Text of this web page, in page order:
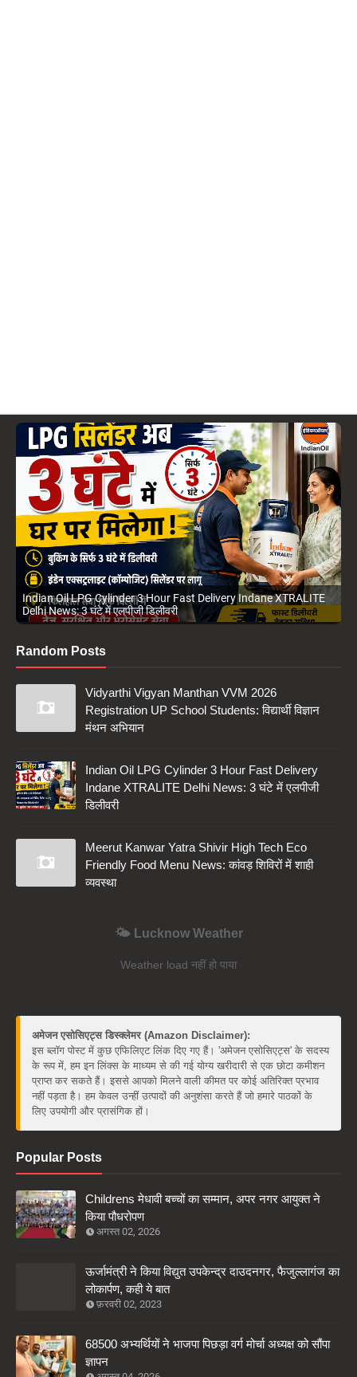
Meerut Kanwar Yatra Shivir High Tech Eco Friendly Food Menu
News: कांवड़ शिविरों में शाही व्यवस्था
Random Posts
Vidyarthi Vigyan Manthan VVM 2026
Registration UP School Students: विद्यार्थी विज्ञान
मंथन अभियान
Indian Oil LPG Cylinder 3 Hour Fast Delivery
Indane XTRALITE Delhi News: 3 घंटे में एलपीजी
डिलीवरी
Meerut Kanwar Yatra Shivir High Tech Eco
Friendly Food Menu News: कांवड़ शिविरों में शाही
व्यवस्था
🌤️ Lucknow Weather
Weather load नहीं हो पाया
अमेजन एसोसिएट्स डिस्क्लेमर (Amazon Disclaimer):
इस ब्लॉग पोस्ट में कुछ एफिलिएट लिंक दिए गए हैं। 'अमेजन एसोसिएट्स' के सदस्य
के रूप में, हम इन लिंक्स के माध्यम से की गई योग्य खरीदारी से एक छोटा कमीशन
प्राप्त कर सकते हैं। इससे आपको मिलने वाली कीमत पर कोई अतिरिक्त प्रभाव
नहीं पड़ता है। हम केवल उन्हीं उत्पादों की अनुशंसा करते हैं जो हमारे पाठकों के
लिए उपयोगी और प्रासंगिक हों।
Popular Posts
Childrens मेधावी बच्चों का सम्मान, अपर नगर आयुक्त ने
किया पौधरोपण
अगस्त 02, 2026
ऊर्जामंत्री ने किया विद्युत उपकेन्द्र दाउदनगर, फैजुल्लागंज का
लोकार्पण, कही ये बात
फ़रवरी 02, 2023
68500 अभ्यर्थियों ने भाजपा पिछड़ा वर्ग मोर्चा अध्यक्ष को सौंपा
ज्ञापन